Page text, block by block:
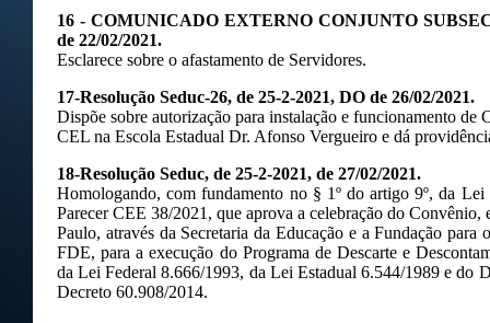
16 - COMUNICADO EXTERNO CONJUNTO
de 22/02/2021.
Esclarece sobre o afastamento de Servidores.
17-Resolução Seduc-26, de 25-2-2021, DO de 26/02/2021.
Dispõe sobre autorização para instalação e funcionamento de
CEL na Escola Estadual Dr. Afonso Vergueiro e dá
18-Resolução Seduc, de 25-2-2021, de 27/02/2021.
Homologando, com fundamento no § 1º do artigo 9º, da
Parecer CEE 38/2021, que aprova a celebração do Convênio,
Paulo, através da Secretaria da Educação e a Fundação
FDE, para a execução do Programa de Descarte e
da Lei Federal 8.666/1993, da Lei Estadual 6.544/1989 e do
Decreto 60.908/2014.